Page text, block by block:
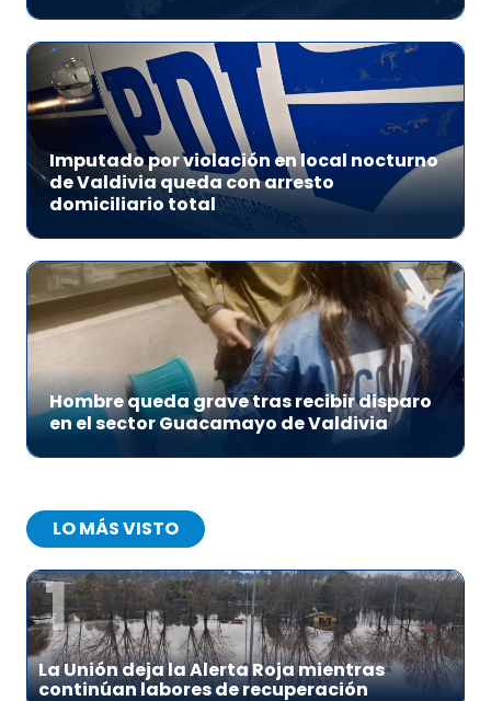
Imputado por violación en local nocturno
de Valdivia queda con arresto
domiciliario total
Hombre queda grave tras recibir disparo
en el sector Guacamayo de Valdivia
LO MÁS VISTO
1
La Unión deja la Alerta Roja mientras
continúan labores de recuperación